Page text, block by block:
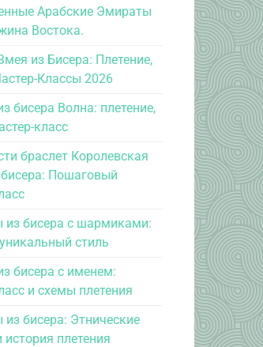
Арабские Эмираты
Востока.
из Бисера: Плетение,
Классы 2026
бисера Волна: плетение,
класс
браслет Королевская
Пошаговый
из бисера с шармиками:
стиль
бисера с именем:
и схемы плетения
из бисера: Этнические
плетения